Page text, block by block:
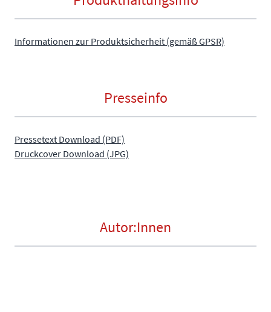
Informationen zur Produktsicherheit (gemäß GPSR)
Presseinfo
Pressetext Download (PDF)
Druckcover Download (JPG)
Autor:Innen